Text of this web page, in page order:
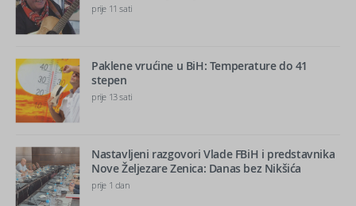
prije 11 sati
Paklene vrućine u BiH: Temperature do 41
stepen
prije 13 sati
Nastavljeni razgovori Vlade FBiH i predstavnika
Nove Željezare Zenica: Danas bez Nikšića
prije 1 dan